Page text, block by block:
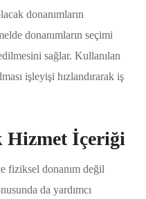
donanımların
donanımların seçimi
sağlar. Kullanılan
işleyişi hızlandırarak iş
Hizmet İçeriği
fiziksel donanım değil
da yardımcı